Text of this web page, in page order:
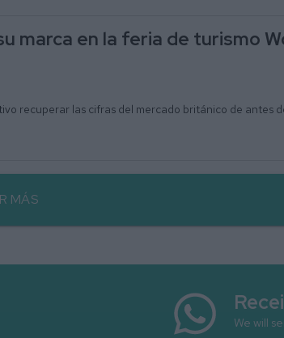
marca en la feria de turismo
recuperar las cifras del mercado británico de antes
MÁS
We will